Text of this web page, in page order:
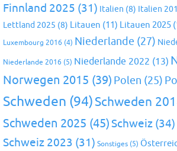
Finnland 2025 (31) Italien (8) Italien
Lettland 2025 (8) Litauen (11) Litauen 2025
Luxembourg 2016 (4) Niederlande (27)
Niederlande 2016 (5) Niederlande 2022 (13)
Norwegen 2015 (39) Polen (25)
Schweden (94)Schweden
Schweden 2025 (45)Schweiz (34)
Schweiz 2023 (31) Sonstiges (5)